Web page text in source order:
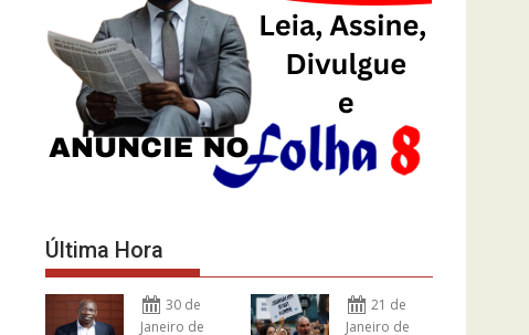
Última Hora
30 de
Janeiro de
21 de
Janeiro de